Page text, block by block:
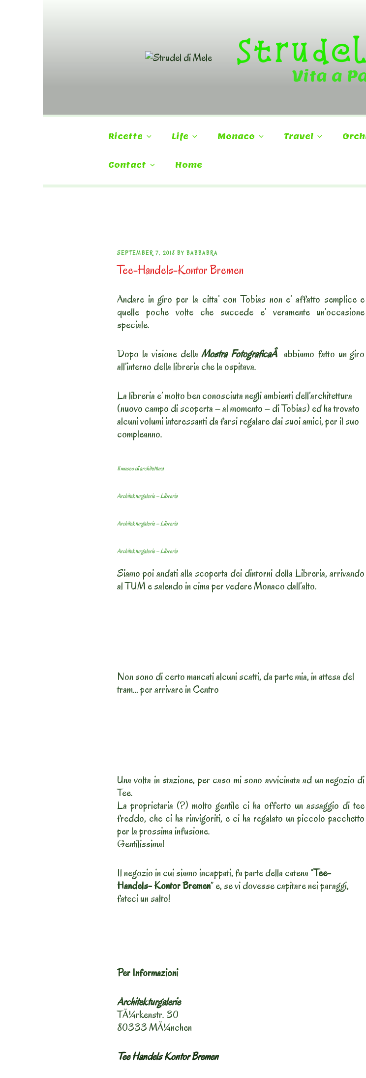
Vita a
Ricette Life Monaco Travel
Contact Home
POSTED
ON
SEPTEMBER 7, 2018 BY BABBABRA
Tee-Handels-Kontor Bremen
Andare in giro per la citta’ con Tobias non e’ affatto semplice e
quelle poche volte che succede e’ veramente un’occasione
speciale.
Dopo la visione dellaMostra FotograficaÂ abbiamo fatto un giro
all’interno della libreria che la ospitava.
La libreria e’ molto ben conosciuta negli ambienti dell’architettura
(nuovo campo di scoperta – al momento – di Tobias) ed ha trovato
alcuni volumi interessanti da farsi regalare dai suoi amici, per il suo
compleanno.
Il museo di architettura
Architekturgalerie – Libreria
Architekturgalerie – Libreria
Architekturgalerie – Libreria
Siamo poi andati alla scoperta dei dintorni della Libreria, arrivando
al TUM e salendo in cima per vedere Monaco dall’alto.
Non sono di certo mancati alcuni scatti, da parte mia, in attesa del
tram… per arrivare in Centro
Una volta in stazione, per caso mi sono avvicinata ad un negozio di
Tee.
La proprietaria (?) molto gentile ci ha offerto un assaggio di tee
freddo, che ci ha rinvigoriti, e ci ha regalato un piccolo pacchetto
per la prossima infusione.
Gentilissima!
Il negozio in cui siamo incappati, fa parte della catena “Tee-
Handels- Kontor Bremen” e, se vi dovesse capitare nei paraggi,
fateci un salto!
Per Informazioni
Architekturgalerie
TÃ¼rkenstr. 30
80333 MÃ¼nchen
Tee Handels Kontor Bremen